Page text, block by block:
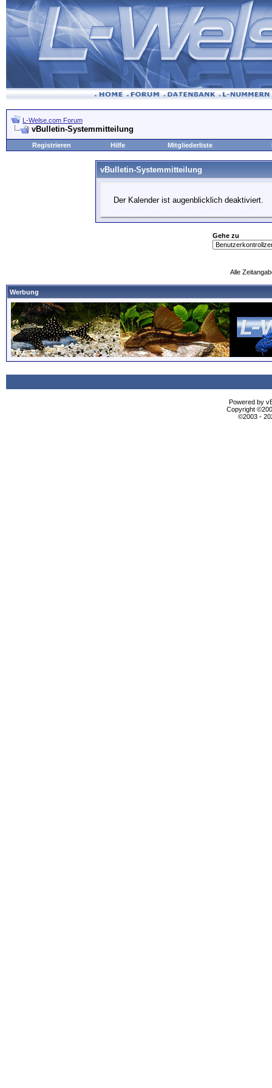
L-Welse.com Forum
vBulletin-Systemmitteilung
Registrieren Hilfe Mitgliederliste
vBulletin-Systemmitteilung
Der Kalender ist augenblicklich deaktiviert.
Gehe zu
Alle
Werbung
Powered by
Copyright
©2003 -